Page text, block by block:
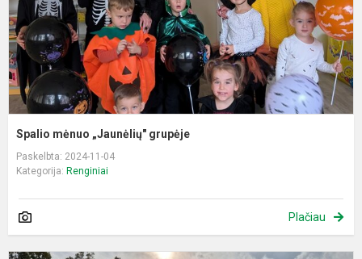
Spalio mėnuo „Jaunėlių" grupėje
Paskelbta: 2024-11-04
Kategorija: Renginiai
Plačiau